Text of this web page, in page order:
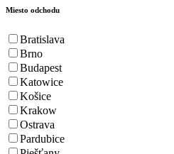
Miesto odchodu
Bratislava
Brno
Budapest
Katowice
Košice
Krakow
Ostrava
Pardubice